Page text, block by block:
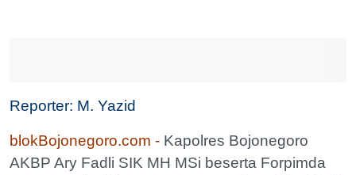
Reporter: M. Yazid
blokBojonegoro.com - Kapolres Bojonegoro
AKBP Ary Fadli SIK MH MSi beserta Forpimda